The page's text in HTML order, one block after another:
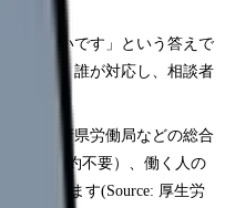
係は良いです」という答えで
記録し、誰が対応し、相談者
各都道府県労働局などの総合
料・予約不要）、働く人の
があります(Source: 厚生労